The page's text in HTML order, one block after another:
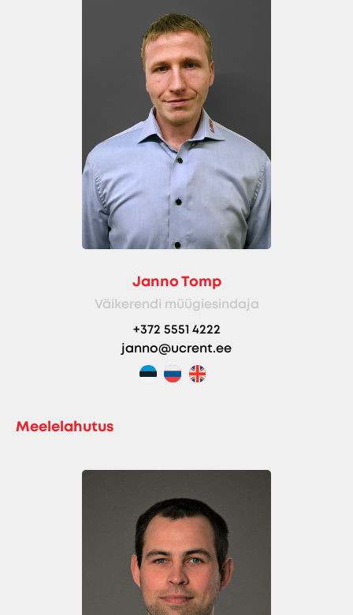
Janno Tomp
Väikerendi müügiesindaja
+372 5551 4222
janno@ucrent.ee
Meelelahutus